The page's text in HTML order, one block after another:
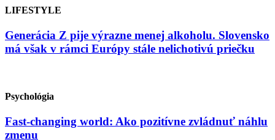
LIFESTYLE
Generácia Z pije výrazne menej alkoholu. Slovensko
má však v rámci Európy stále nelichotivú priečku
Psychológia
Fast-changing world: Ako pozitívne zvládnuť náhlu
zmenu